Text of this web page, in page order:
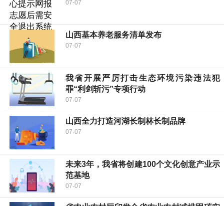
07-07
山西基本养老服务清单发布
07-07
我省开展严厉打击生态环境污染违法犯
罪“利剑斩污”专项行动
07-07
山西全力打造河湖长制林长制品牌
07-07
未来3年，我省将创建100个文化创意产业示
范基地
07-07